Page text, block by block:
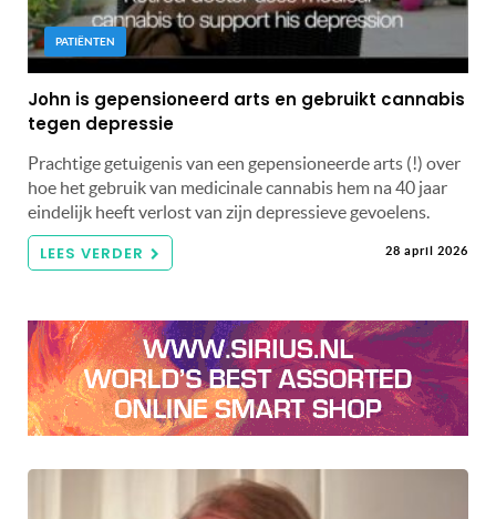
PATIËNTEN
John is gepensioneerd arts en gebruikt cannabis
tegen depressie
Prachtige getuigenis van een gepensioneerde arts (!) over
hoe het gebruik van medicinale cannabis hem na 40 jaar
eindelijk heeft verlost van zijn depressieve gevoelens.
LEES VERDER 28 april 2026